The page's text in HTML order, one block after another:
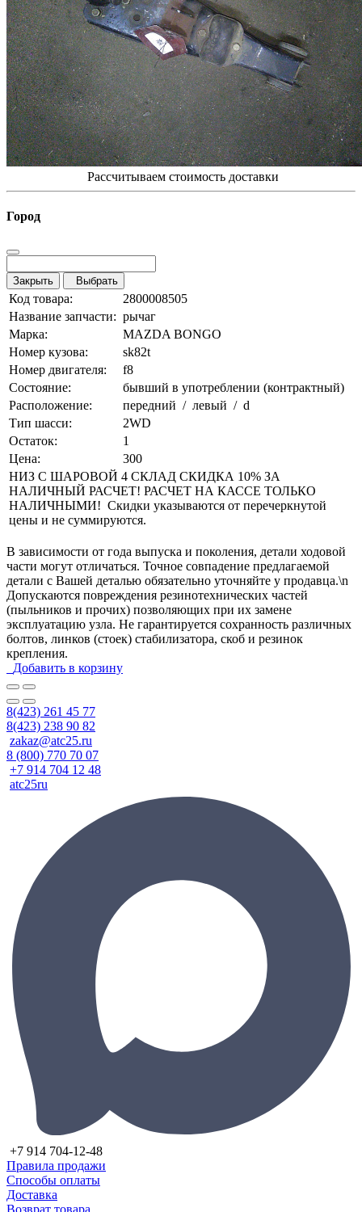
Рассчитываем стоимость доставки
Город
Закрыть Выбрать
Код товара:
2800008505
Название запчасти: рычаг
Марка:
MAZDA BONGO
Номер кузова:
sk82t
Номер двигателя:
f8
Состояние:
бывший в употреблении (контрактный)
Расположение:
передний / левый / d
Тип шасси:
2WD
Остаток:
1
Цена:
300
НИЗ С ШАРОВОЙ 4 СКЛАД СКИДКА 10% ЗА
НАЛИЧНЫЙ РАСЧЕТ! РАСЧЕТ НА КАССЕ ТОЛЬКО
НАЛИЧНЫМИ! Скидки указываются от перечеркнутой
цены и не суммируются.
В зависимости от года выпуска и поколения, детали ходовой
части могут отличаться. Точное совпадение предлагаемой
детали с Вашей деталью обязательно уточняйте у продавца.\n
Допускаются повреждения резинотехнических частей
(пыльников и прочих) позволяющих при их замене
эксплуатацию узла. Не гарантируется сохранность различных
болтов, линков (стоек) стабилизатора, скоб и резинок
крепления.
Добавить в корзину
8(423) 261 45 77
8(423) 238 90 82
zakaz@atc25.ru
8 (800) 770 70 07
+7 914 704 12 48
atc25ru
+7 914 704-12-48
Правила продажи
Способы оплаты
Доставка